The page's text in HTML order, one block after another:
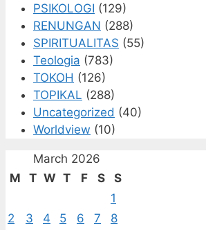
PSIKOLOGI (129)
RENUNGAN (288)
SPIRITUALITAS (55)
Teologia (783)
TOKOH (126)
TOPIKAL (288)
Uncategorized (40)
Worldview (10)
March 2026
M
T W T F S
S
1
2
3 4 5 6 7
8